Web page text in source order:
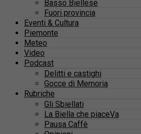
Basso Biellese
Fuori provincia
Eventi & Cultura
Piemonte
Meteo
Video
Podcast
Delitti e castighi
Gocce di Memoria
Rubriche
Gli Sbiellati
La Biella che piaceVa
Pausa Caffè